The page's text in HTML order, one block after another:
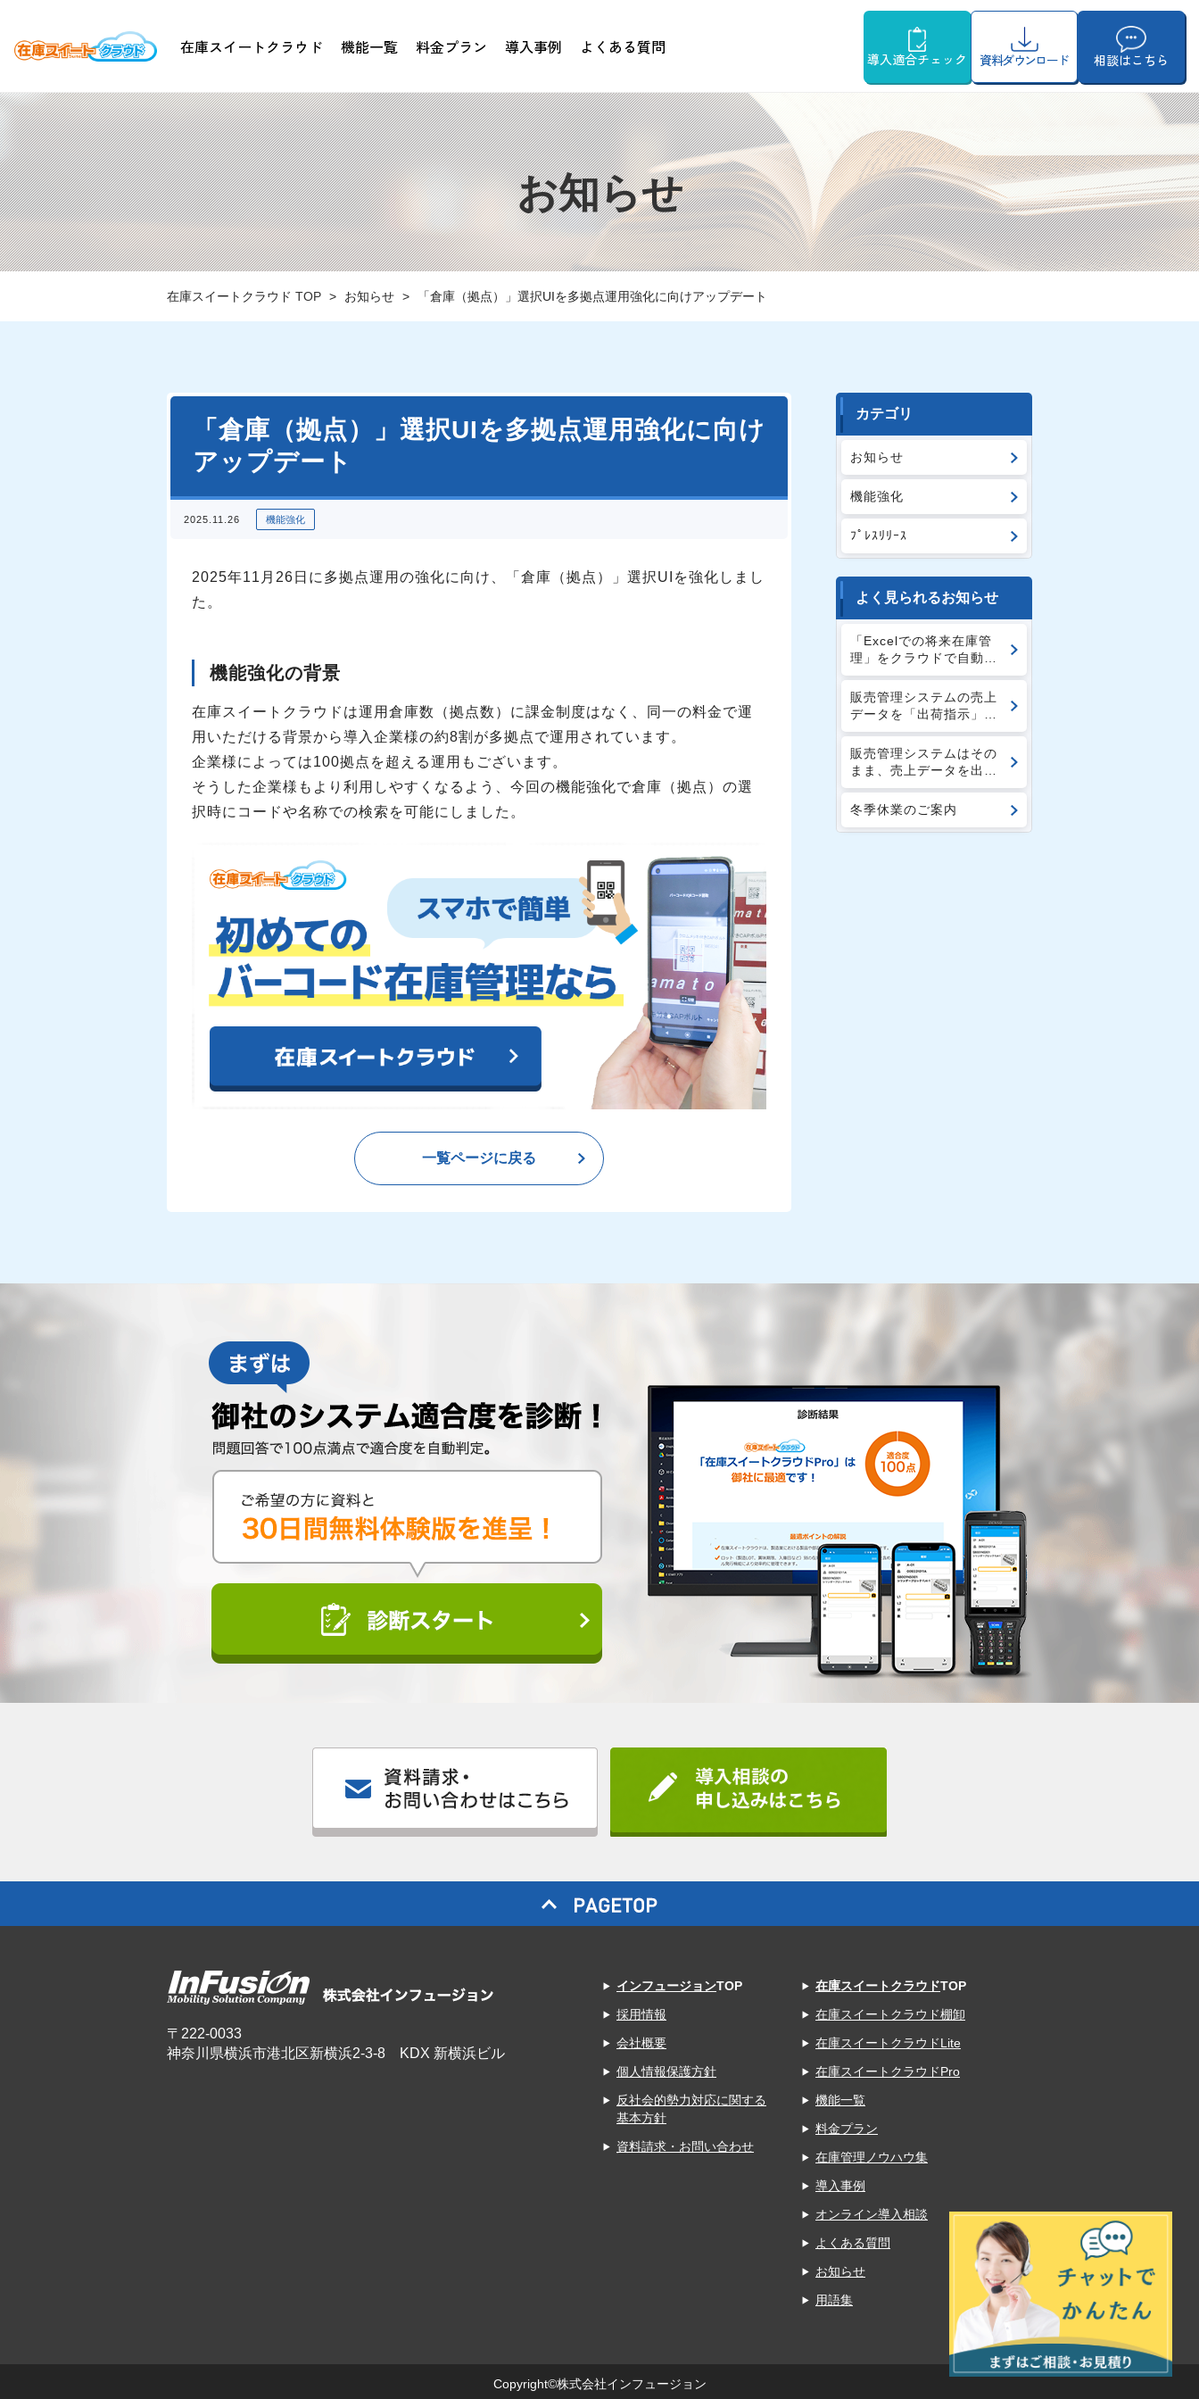
在庫スイートクラウド 機能一覧 料金プラン 導入事例 よくある質問
導入適合チェック 資料ダウンロード 相談はこちら
お知らせ
在庫スイートクラウド TOP お知らせ 「倉庫（拠点）」選択UIを多拠点運用強化に向けアップデート
「倉庫（拠点）」選択UIを多拠点運用強化に向け
アップデート
2025.11.26 機能強化
2025年11月26日に多拠点運用の強化に向け、「倉庫（拠点）」選択UIを強化しまし
た。
機能強化の背景
在庫スイートクラウドは運用倉庫数（拠点数）に課金制度はなく、同一の料金で運
用いただける背景から導入企業様の約8割が多拠点で運用されています。
企業様によっては100拠点を超える運用もございます。
そうした企業様もより利用しやすくなるよう、今回の機能強化で倉庫（拠点）の選
択時にコードや名称での検索を可能にしました。
一覧ページに戻る
カテゴリ
お知らせ
機能強化
ﾌﾟﾚｽﾘﾘｰｽ
よく見られるお知らせ
「Excelでの将来在庫管
理」をクラウドで自動
化 入出荷予定から欠品
予測を 一覧表示する
「在庫数量予測」機能を
リリース
販売管理システムの売上
データを「出荷指示」デ
ータに活用しやすく機能
強化
販売管理システムはその
まま、売上データを出荷
指示へ 在庫スイートク
ラウド、機能強化で倉庫
冬季休業のご案内
〒222-0033
神奈川県横浜市港北区新横浜2-3-8 KDX 新横浜ビル
インフュージョンTOP
採用情報
会社概要
個人情報保護方針
反社会的勢力対応に関する
基本方針
資料請求・お問い合わせ
在庫スイートクラウドTOP
在庫スイートクラウド棚卸
在庫スイートクラウドLite
在庫スイートクラウドPro
機能一覧
料金プラン
在庫管理ノウハウ集
導入事例
オンライン導入相談
よくある質問
お知らせ
用語集
Copyright©株式会社インフュージョン